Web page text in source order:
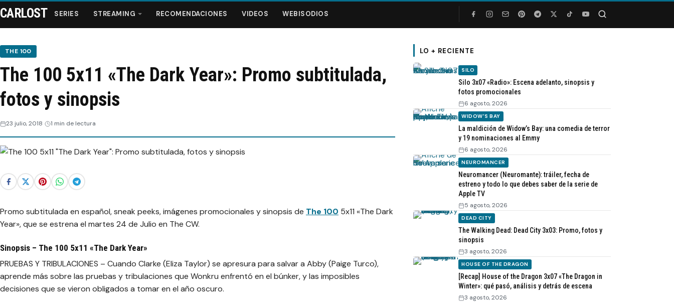
Series
Streaming
Webisodios
CARLOST SERIES STREAMING RECOMENDACIONES VIDEOS WEBISODIOS
THE 100
The 100 5x11 «The Dark Year»: Promo subtitulada,
fotos y sinopsis
23 julio, 2018 1 min de lectura
Promo subtitulada en español, sneak peeks, imágenes promocionales y sinopsis de The 100 5x11 «The Dark
Year», que se estrena el martes 24 de Julio en The CW.
Sinopsis – The 100 5x11 «The Dark Year»
PRUEBAS Y TRIBULACIONES – Cuando Clarke (Eliza Taylor) se apresura para salvar a Abby (Paige Turco),
aprende más sobre las pruebas y tribulaciones que Wonkru enfrentó en el búnker, y las imposibles
decisiones que se vieron obligados a tomar en el año oscuro.
LO + RECIENTE
SILO
Silo 3x07 «Radio»: Escena adelanto, sinopsis y
fotos promocionales
6 agosto, 2026
WIDOW'S BAY
La maldición de Widow’s Bay: una comedia de terror
y 19 nominaciones al Emmy
6 agosto, 2026
NEUROMANCER
Neuromancer (Neuromante): tráiler, fecha de
estreno y todo lo que debes saber de la serie de
Apple TV
5 agosto, 2026
DEAD CITY
The Walking Dead: Dead City 3x03: Promo, fotos y
sinopsis
3 agosto, 2026
HOUSE OF THE DRAGON
[Recap] House of the Dragon 3x07 «The Dragon in
Winter»: qué pasó, análisis y detrás de escena
3 agosto, 2026